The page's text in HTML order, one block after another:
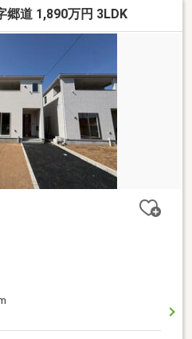
郷道 1,890万円 3LDK